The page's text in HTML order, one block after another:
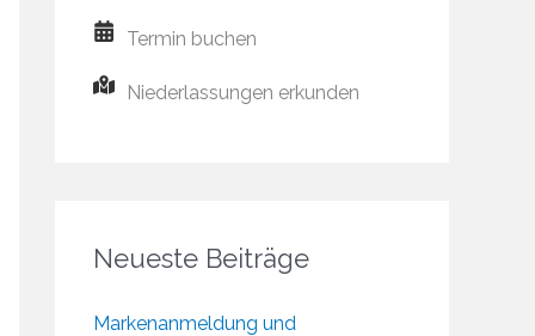
Termin buchen
Niederlassungen erkunden
Neueste Beiträge
Markenanmeldung und